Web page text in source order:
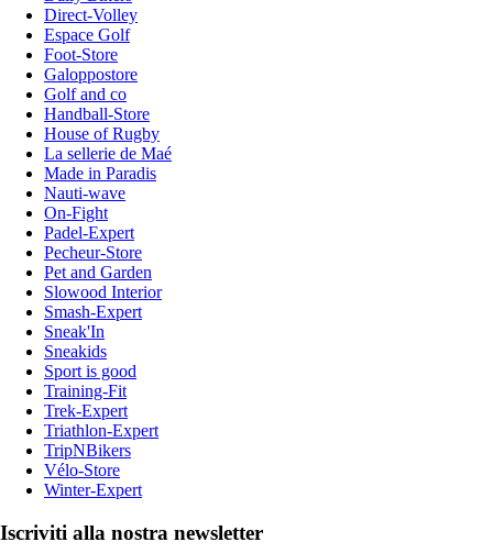
Direct-Volley
Espace Golf
Foot-Store
Galoppostore
Golf and co
Handball-Store
House of Rugby
La sellerie de Maé
Made in Paradis
Nauti-wave
On-Fight
Padel-Expert
Pecheur-Store
Pet and Garden
Slowood Interior
Smash-Expert
Sneak'In
Sneakids
Sport is good
Training-Fit
Trek-Expert
Triathlon-Expert
TripNBikers
Vélo-Store
Winter-Expert
Iscriviti alla nostra newsletter